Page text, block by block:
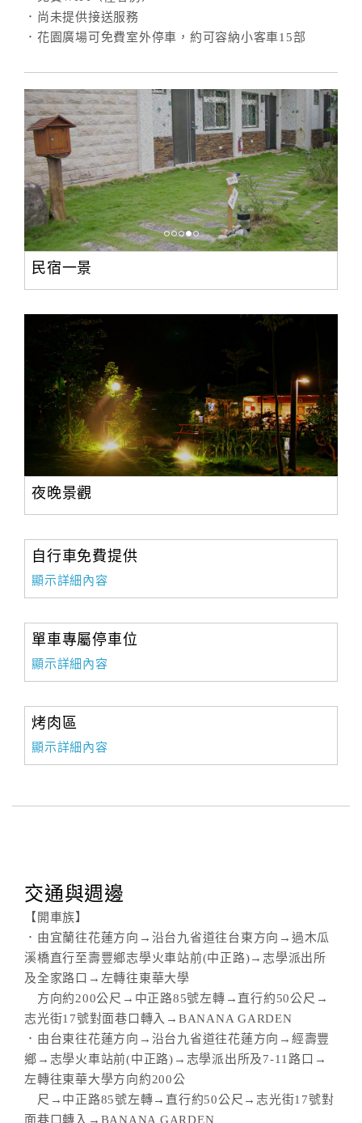
訂
房
Q&A
國
旅
卡
訂
請
據
案
作
廠
商
合
作
品
宣
傳
．尚未提供接送服務
．花園廣場可免費室外停車，約可容納小客車15部
民宿一景
夜晚景觀
自行車免費提供
顯示詳細內容
單車專屬停車位
顯示詳細內容
烤肉區
顯示詳細內容
交通與週邊
【開車族】
．由宜蘭往花蓮方向→沿台九省道往台東方向→過木瓜
溪橋直行至壽豐鄉志學火車站前(中正路)→志學派出所
及全家路口→左轉往東華大學
方向約200公尺→中正路85號左轉→直行約50公尺→
志光街17號對面巷口轉入→BANANA GARDEN
．由台東往花蓮方向→沿台九省道往花蓮方向→經壽豐
鄉→志學火車站前(中正路)→志學派出所及7-11路口→
左轉往東華大學方向約200公
尺→中正路85號左轉→直行約50公尺→志光街17號對
面巷口轉入→BANANA GARDEN